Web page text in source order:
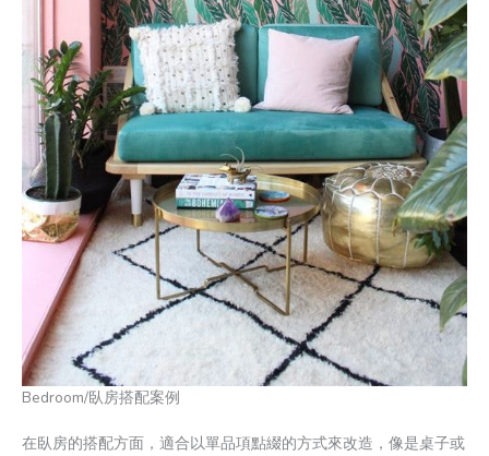
Bedroom/臥房搭配案例
在臥房的搭配方面，適合以單品項點綴的方式來改造，像是桌子或